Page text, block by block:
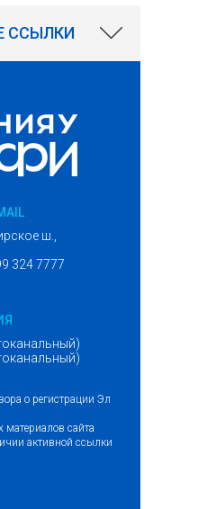
ССЫЛКИ
ш.,
324 7777
для отправки email)
о регистрации Эл
материалов сайта
активной ссылки